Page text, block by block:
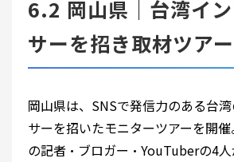
6.2 岡山県｜台湾イ
サーを招き取材ツア
岡山県は、SNSで発信力のある台
サーを招いたモニターツアーを開
の記者・ブロガー・YouTuberの4